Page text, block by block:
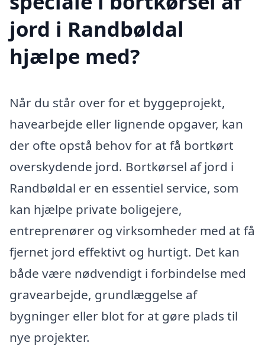
jord i Randbøldal
hjælpe med?
Når du står over for et byggeprojekt,
havearbejde eller lignende opgaver, kan
der ofte opstå behov for at få bortkørt
overskydende jord. Bortkørsel af jord i
Randbøldal er en essentiel service, som
kan hjælpe private boligejere,
entreprenører og virksomheder med at få
fjernet jord effektivt og hurtigt. Det kan
både være nødvendigt i forbindelse med
gravearbejde, grundlæggelse af
bygninger eller blot for at gøre plads til
nye projekter.